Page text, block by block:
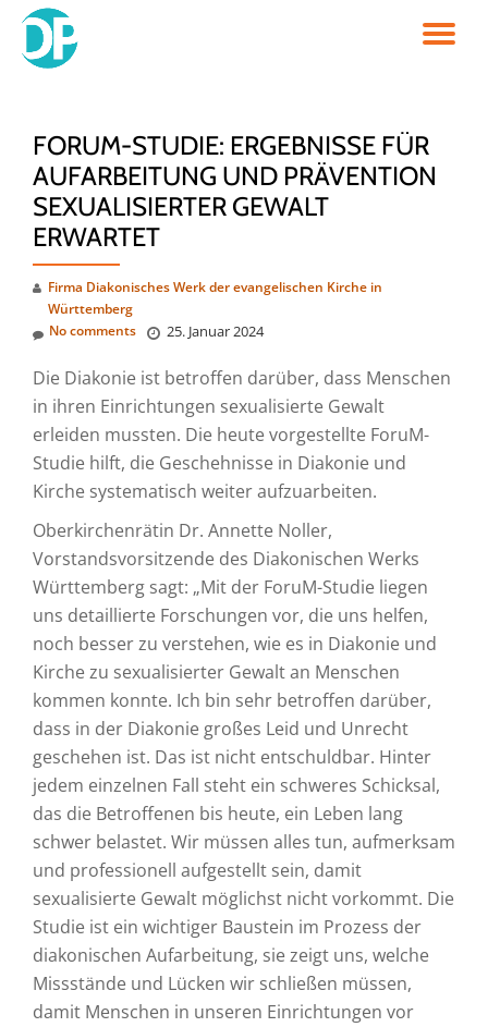
Skip
FORUM-STUDIE: ERGEBNISSE FÜR
AUFARBEITUNG UND PRÄVENTION
SEXUALISIERTER GEWALT
ERWARTET
Firma Diakonisches Werk der evangelischen Kirche in
Württemberg
25. Januar 2024
No comments
Die Diakonie ist betroffen darüber, dass Menschen
in ihren Einrichtungen sexualisierte Gewalt
erleiden mussten. Die heute vorgestellte ForuM-
Studie hilft, die Geschehnisse in Diakonie und
Kirche systematisch weiter aufzuarbeiten.
Oberkirchenrätin Dr. Annette Noller,
Vorstandsvorsitzende des Diakonischen Werks
Württemberg sagt: „Mit der ForuM-Studie liegen
uns detaillierte Forschungen vor, die uns helfen,
noch besser zu verstehen, wie es in Diakonie und
Kirche zu sexualisierter Gewalt an Menschen
kommen konnte. Ich bin sehr betroffen darüber,
dass in der Diakonie großes Leid und Unrecht
geschehen ist. Das ist nicht entschuldbar. Hinter
jedem einzelnen Fall steht ein schweres Schicksal,
das die Betroffenen bis heute, ein Leben lang
schwer belastet. Wir müssen alles tun, aufmerksam
und professionell aufgestellt sein, damit
sexualisierte Gewalt möglichst nicht vorkommt. Die
Studie ist ein wichtiger Baustein im Prozess der
diakonischen Aufarbeitung, sie zeigt uns, welche
Missstände und Lücken wir schließen müssen,
damit Menschen in unseren Einrichtungen vor